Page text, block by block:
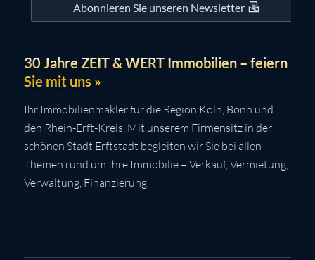
Abonnieren Sie unseren Newsletter
30 Jahre ZEIT & WERT Immobilien – feiern
Sie mit uns »
Ihr Immobilienmakler für die Region Köln, Bonn und
den Rhein-Erft-Kreis. Mit unserem Firmensitz in der
schönen Stadt Erftstadt begleiten wir Sie bei allen
Themen rund um Ihre Immobilie – Verkauf, Vermietung,
Verwaltung, Finanzierung.